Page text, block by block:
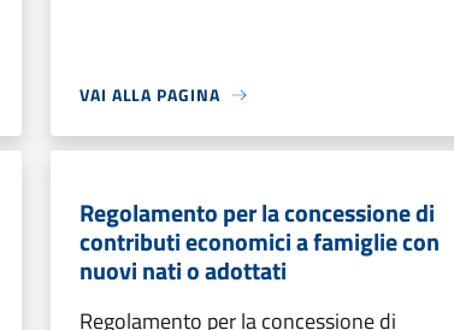
VAI ALLA PAGINA
Regolamento per la concessione di
contributi economici a famiglie con
nuovi nati o adottati
Regolamento per la concessione di